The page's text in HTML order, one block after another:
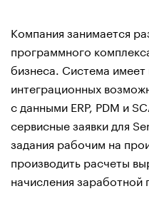
Компания занимается
программного
бизнеса. Система
интеграционных
с данными ERP, PDM и
сервисные заявки для
задания рабочим на
производить расчеты
начисления заработной